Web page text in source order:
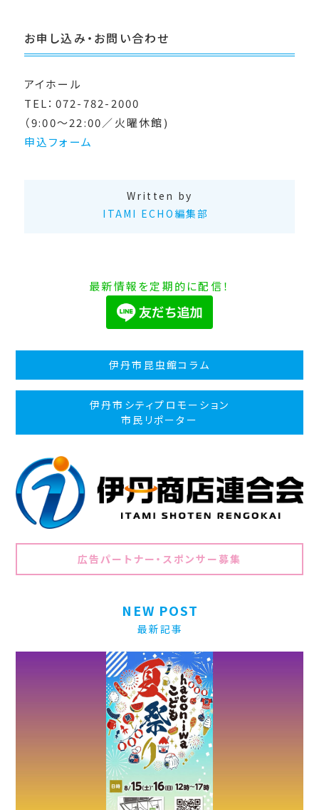
お申し込み・お問い合わせ
アイホール
TEL：072-782-2000
（9:00～22:00／火曜休館)
申込フォーム
Written by
ITAMI ECHO編集部
最新情報を定期的に配信！
伊丹市昆虫館コラム
伊丹市シティプロモーション
市民リポーター
広告パートナー・スポンサー募集
NEW POST
最新記事